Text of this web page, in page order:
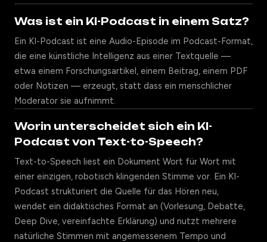
Was ist ein KI-Podcast in einem Satz?
Ein KI-Podcast ist eine Audio-Episode im Podcast-Format,
die eine künstliche Intelligenz aus einer Textquelle —
etwa einem Forschungsartikel, einem Beitrag, einem PDF
oder Notizen — erzeugt, statt dass ein menschlicher
Moderator sie aufnimmt.
Worin unterscheidet sich ein KI-
Podcast von Text-to-Speech?
Text-to-Speech liest ein Dokument Wort für Wort mit
einer einzigen, robotisch klingenden Stimme vor. Ein KI-
Podcast strukturiert die Quelle für das Hören neu,
wendet ein didaktisches Format an (Vorlesung, Debatte,
Deep Dive, vereinfachte Erklärung) und nutzt mehrere
natürliche Stimmen mit angemessenem Tempo und